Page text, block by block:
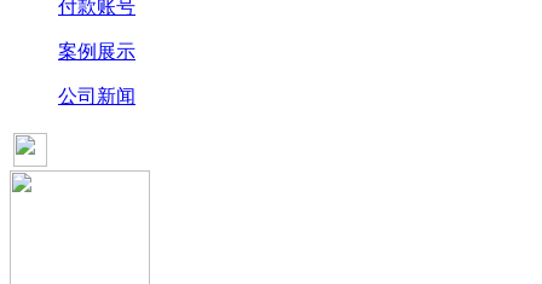
付款账号
案例展示
公司新闻